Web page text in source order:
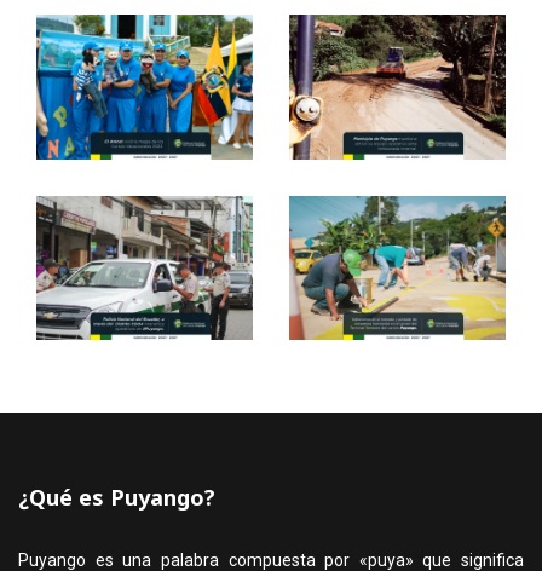
¿Qué es Puyango?
Puyango es una palabra compuesta por «puya» que significa